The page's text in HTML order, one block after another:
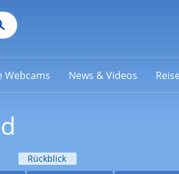
Webcams News & Videos
Rückblick